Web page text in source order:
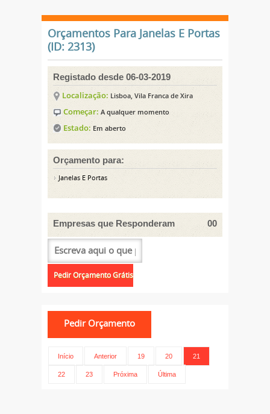
Orçamentos Para Janelas E Portas
(ID: 2313)
Registado desde 06-03-2019
Localização: Lisboa, Vila Franca de Xira
Começar: A qualquer momento
Estado: Em aberto
Orçamento para:
Janelas E Portas
Empresas que Responderam 00
Início Anterior 19 20 21
22 23 Próxima Última